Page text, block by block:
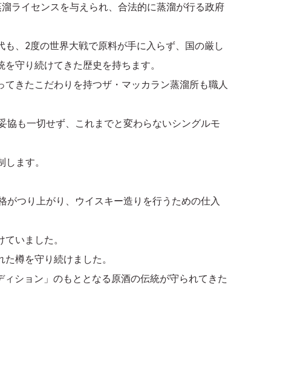
ライセンスを与えられ、合法的に蒸溜が行る政府
、2度の世界大戦で原料が手に入らず、国の厳し
守り続けてきた歴史を持ちます。
きたこだわりを持つザ・マッカラン蒸溜所も職人
も一切せず、これまでと変わらないシングルモ
ます。
がつり上がり、ウイスキー造りを行うための仕入
いました。
樽を守り続けました。
ション」のもととなる原酒の伝統が守られてきた